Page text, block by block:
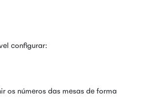
configurar:
os números das mesas de forma